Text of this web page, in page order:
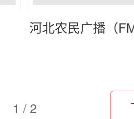
河北农民广播（
1 / 2